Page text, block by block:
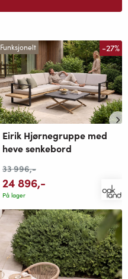
Funksjonelt -27%
Eirik Hjørnegruppe med
heve senkebord
33 996,-
24 896,-
På lager